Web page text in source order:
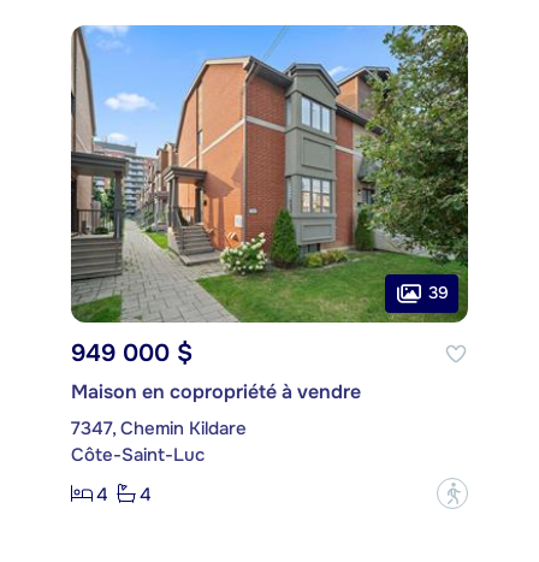
39
949 000 $
Maison en copropriété à vendre
7347, Chemin Kildare
Côte-Saint-Luc
4
4 ?